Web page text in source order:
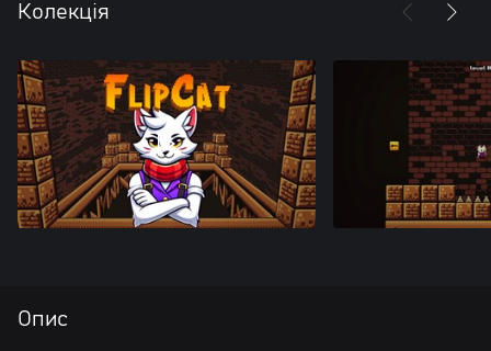
Колекція
Опис